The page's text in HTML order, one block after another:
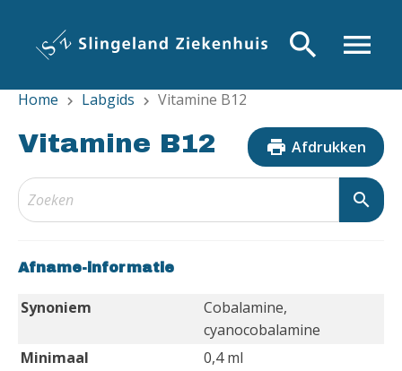
inhoud
menu
search
Home chevron_right Labgids chevron_right Vitamine B12
Vitamine B12 print Afdrukken
search
Afname-informatie
Synoniem
Cobalamine,
cyanocobalamine
Minimaal
0,4 ml